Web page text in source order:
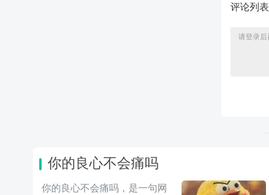
评论列表
你的良心不会痛吗
你的良心不会痛吗，是一句网